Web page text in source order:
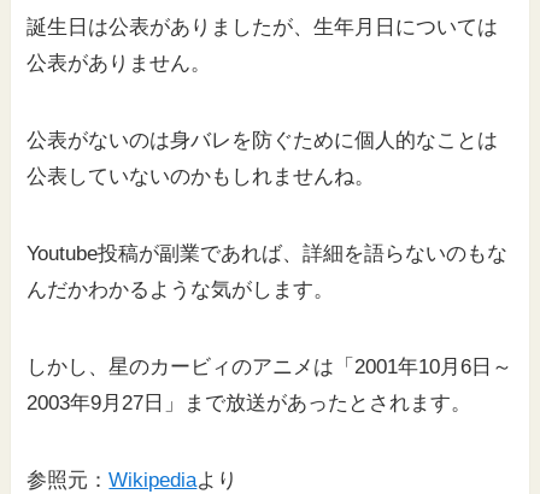
誕生日は公表がありましたが、生年月日については
公表がありません。
公表がないのは身バレを防ぐために個人的なことは
公表していないのかもしれませんね。
Youtube投稿が副業であれば、詳細を語らないのもな
んだかわかるような気がします。
しかし、星のカービィのアニメは「2001年10月6日～
2003年9月27日」まで放送があったとされます。
参照元：Wikipediaより